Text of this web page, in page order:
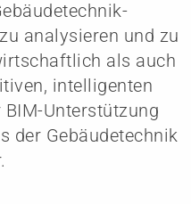
analysieren und zu
als auch
intelligenten
Unterstützung
der Gebäudetechnik